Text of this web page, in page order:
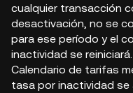
cualquier transacción
desactivación, no se
para ese período y el
inactividad se reiniciará.
Calendario de tarifas
tasa por inactividad se